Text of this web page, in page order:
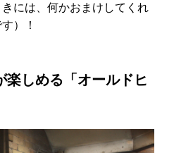
には、何かおまけしてくれ
）！
楽しめる「オールドヒ